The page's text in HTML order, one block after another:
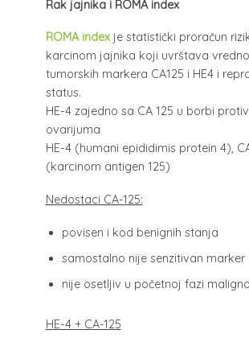
Rak jajnika i ROMA index
ROMA indexje statistički proračun
karcinom jajnika koji uvrštava
tumorskih markera CA125 i HE4 i
status.
HE-4 zajedno sa CA 125 u borbi
ovarijuma
HE-4 (humani epididimis protein 4),
(karcinom antigen 125)
Nedostaci CA-125:
povisen i kod benignih stanja
samostalno nije senzitivan marker
nije osetljiv u početnoj fazi
HE-4 + CA-125